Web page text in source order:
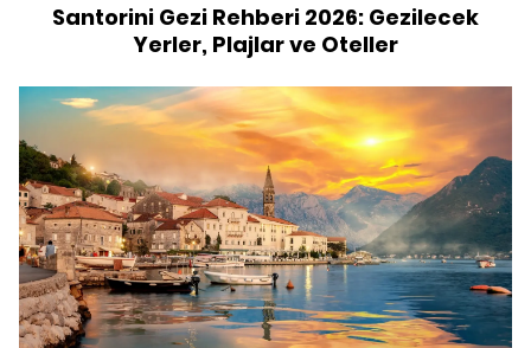
Santorini Gezi Rehberi 2026: Gezilecek
Yerler, Plajlar ve Oteller